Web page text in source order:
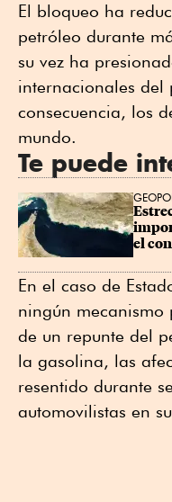
El bloqueo ha
petróleo durante
su vez ha
internacionales del
consecuencia, los
mundo.
Te puede
el
En el caso de
ningún
de un repunte del
la gasolina, las
resentido durante
automovilistas en